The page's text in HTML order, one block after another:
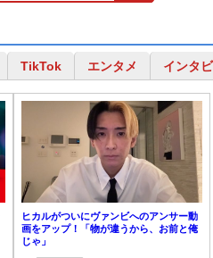
TikTok エンタメ インタ
ヒカルがついにヴァンビへのアンサー動
画をアップ！「物が違うから、お前と俺
じゃ」